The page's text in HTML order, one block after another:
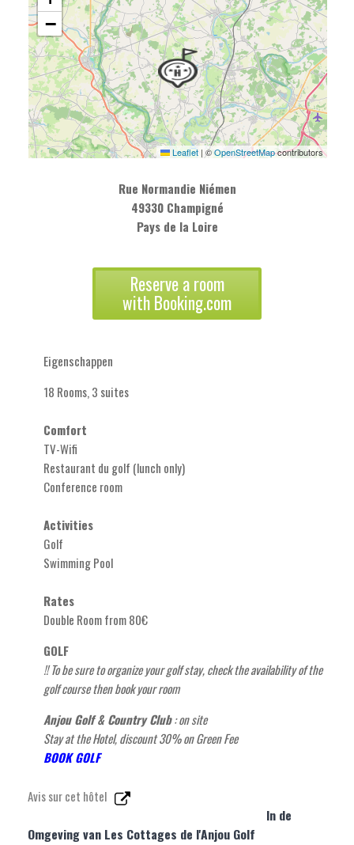
−
Leaflet | ©OpenStreetMapcontributors
Rue Normandie Niémen
49330 Champigné
Pays de la Loire
Reserve a room
with Booking.com
Eigenschappen
18 Rooms, 3 suites
Comfort
TV-Wifi
Restaurant du golf (lunch only)
Conference room
Activities
Golf
Swimming Pool
Rates
Double Room from 80€
GOLF
!! To be sure to organize your golf stay, check the availability of the
golf course then book yourroom
Anjou Golf & Country Club: on site
Stay at the Hotel, discount 30% on Green Fee
BOOK GOLF
Avis sur cet hôtel
In de
Omgeving van Les Cottages de l'Anjou Golf